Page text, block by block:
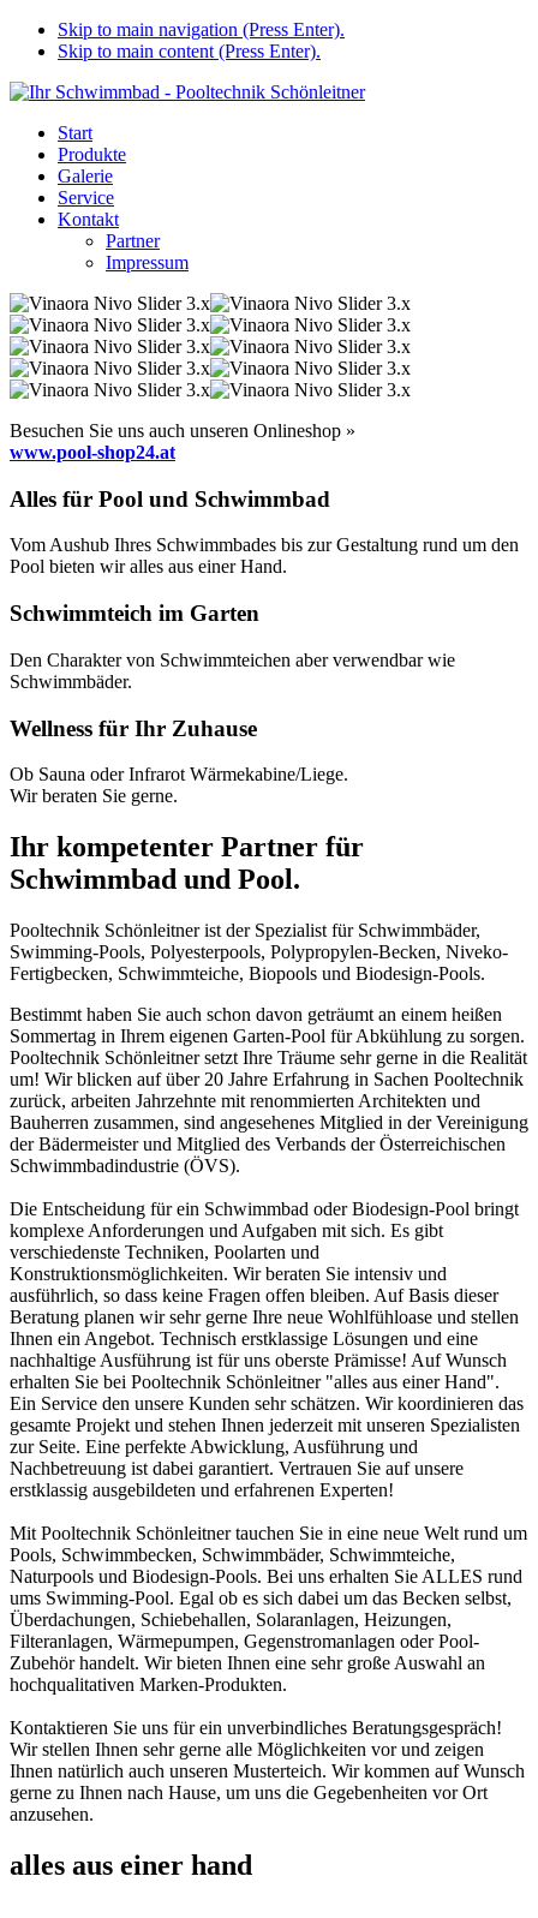
Skip to main navigation (Press Enter).
Skip to main content (Press Enter).
Start
Produkte
Galerie
Service
Kontakt
Partner
Impressum
Besuchen Sie uns auch unseren Onlineshop »
www.pool-shop24.at
Alles für Pool und Schwimmbad
Vom Aushub Ihres Schwimmbades bis zur Gestaltung rund um den
Pool bieten wir alles aus einer Hand.
Schwimmteich im Garten
Den Charakter von Schwimmteichen aber verwendbar wie
Schwimmbäder.
Wellness für Ihr Zuhause
Ob Sauna oder Infrarot Wärmekabine/Liege.
Wir beraten Sie gerne.
Ihr kompetenter Partner für
Schwimmbad und Pool.
Pooltechnik Schönleitner ist der Spezialist für Schwimmbäder,
Swimming-Pools, Polyesterpools, Polypropylen-Becken, Niveko-
Fertigbecken, Schwimmteiche, Biopools und Biodesign-Pools.
Bestimmt haben Sie auch schon davon geträumt an einem heißen
Sommertag in Ihrem eigenen Garten-Pool für Abkühlung zu sorgen.
Pooltechnik Schönleitner setzt Ihre Träume sehr gerne in die Realität
um! Wir blicken auf über 20 Jahre Erfahrung in Sachen Pooltechnik
zurück, arbeiten Jahrzehnte mit renommierten Architekten und
Bauherren zusammen, sind angesehenes Mitglied in der Vereinigung
der Bädermeister und Mitglied des Verbands der Österreichischen
Schwimmbadindustrie (ÖVS).
Die Entscheidung für ein Schwimmbad oder Biodesign-Pool bringt
komplexe Anforderungen und Aufgaben mit sich. Es gibt
verschiedenste Techniken, Poolarten und
Konstruktionsmöglichkeiten. Wir beraten Sie intensiv und
ausführlich, so dass keine Fragen offen bleiben. Auf Basis dieser
Beratung planen wir sehr gerne Ihre neue Wohlfühloase und stellen
Ihnen ein Angebot. Technisch erstklassige Lösungen und eine
nachhaltige Ausführung ist für uns oberste Prämisse! Auf Wunsch
erhalten Sie bei Pooltechnik Schönleitner "alles aus einer Hand".
Ein Service den unsere Kunden sehr schätzen. Wir koordinieren das
gesamte Projekt und stehen Ihnen jederzeit mit unseren Spezialisten
zur Seite. Eine perfekte Abwicklung, Ausführung und
Nachbetreuung ist dabei garantiert. Vertrauen Sie auf unsere
erstklassig ausgebildeten und erfahrenen Experten!
Mit Pooltechnik Schönleitner tauchen Sie in eine neue Welt rund um
Pools, Schwimmbecken, Schwimmbäder, Schwimmteiche,
Naturpools und Biodesign-Pools. Bei uns erhalten Sie ALLES rund
ums Swimming-Pool. Egal ob es sich dabei um das Becken selbst,
Überdachungen, Schiebehallen, Solaranlagen, Heizungen,
Filteranlagen, Wärmepumpen, Gegenstromanlagen oder Pool-
Zubehör handelt. Wir bieten Ihnen eine sehr große Auswahl an
hochqualitativen Marken-Produkten.
Kontaktieren Sie uns für ein unverbindliches Beratungsgespräch!
Wir stellen Ihnen sehr gerne alle Möglichkeiten vor und zeigen
Ihnen natürlich auch unseren Musterteich. Wir kommen auf Wunsch
gerne zu Ihnen nach Hause, um uns die Gegebenheiten vor Ort
anzusehen.
alles aus einer hand